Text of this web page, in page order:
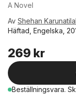
A Novel
Av Shehan
Häftad, Engelska,
269 kr
Beställningsvara.